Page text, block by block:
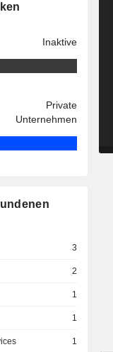
Inaktive
Private
Unternehmen
3
2
1
1
1